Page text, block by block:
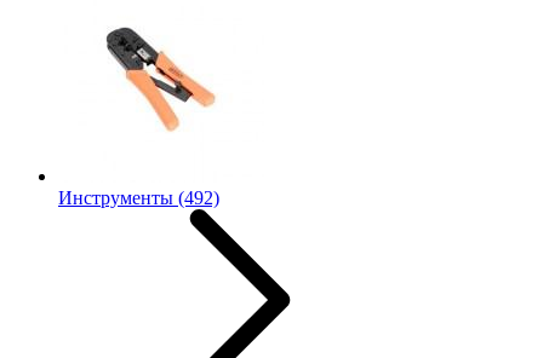
Инструменты (492)